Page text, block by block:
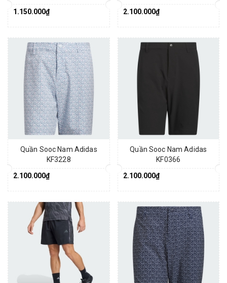
1.150.000₫
2.100.000₫
Quần Sooc Nam Adidas
KF3228
2.100.000₫
Quần Sooc Nam Adidas
KF0366
2.100.000₫